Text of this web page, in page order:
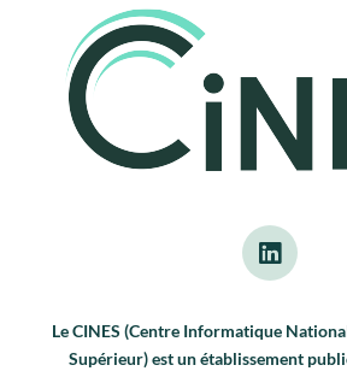
Le CINES (Centre Informatique
Supérieur) est un établissement